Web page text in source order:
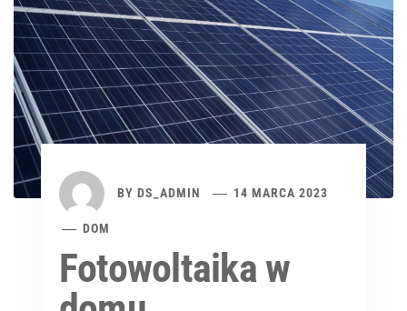
BY DS_ADMIN 14 MARCA 2023
DOM
Fotowoltaika w